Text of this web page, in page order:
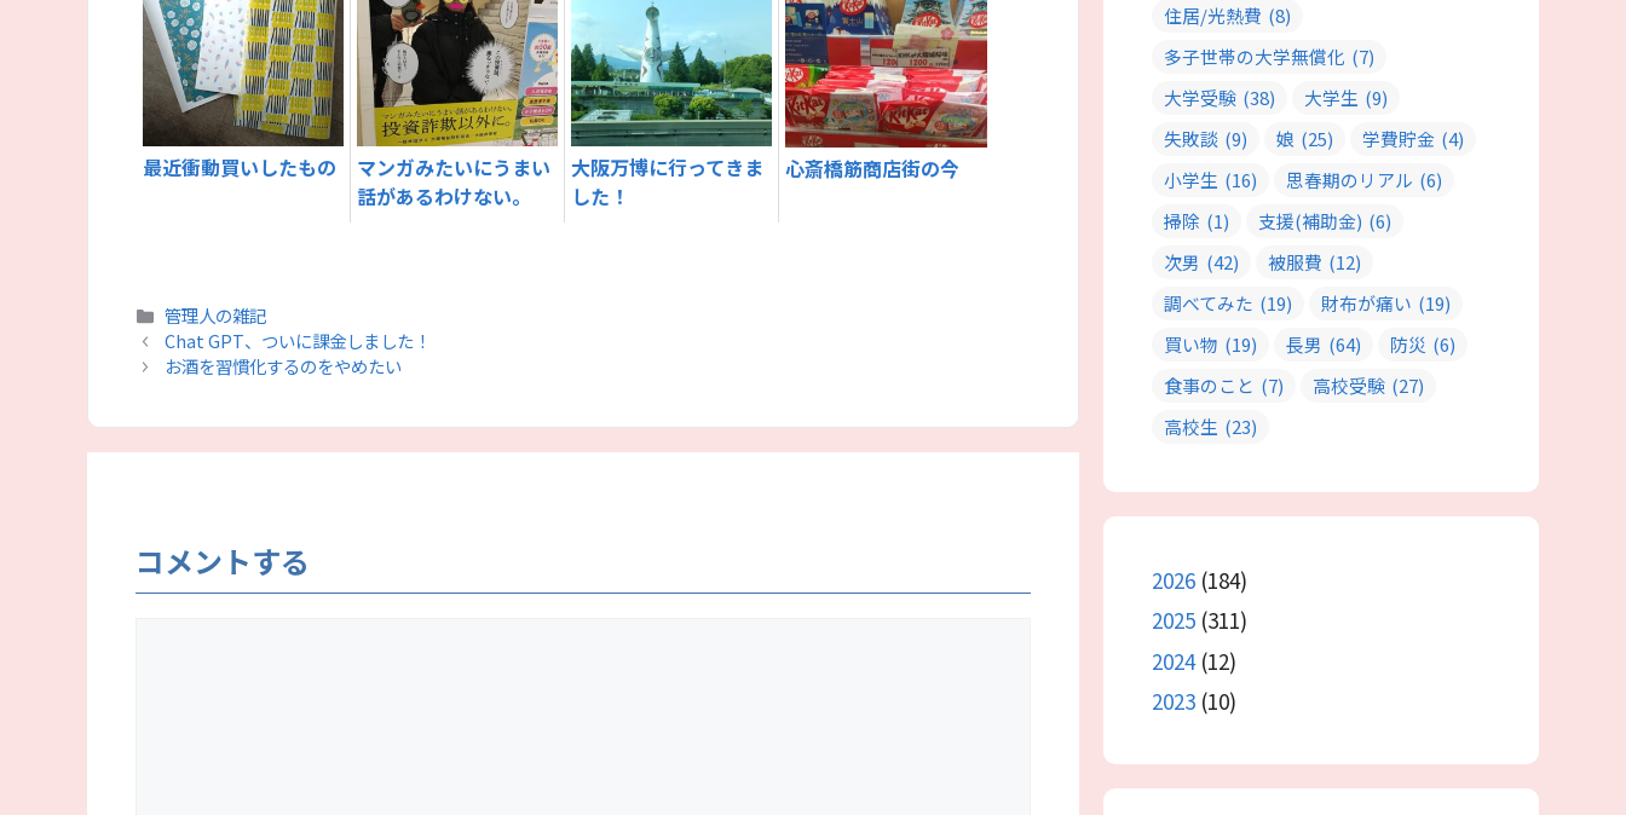
最近衝動買いしたもの
マンガみたいにうまい
話があるわけない。
大阪万博に行ってきま
した！
心斎橋筋商店街の今
カ
テ
ゴ
管理人の雑記
Chat GPT、ついに課金しました！
お酒を習慣化するのをやめたい
コメントする
住居/光熱費 (8)
多子世帯の大学無償化 (7)
大学受験 (38) 大学生 (9)
失敗談 (9) 娘 (25) 学費貯金 (4)
小学生 (16) 思春期のリアル (6)
掃除 (1) 支援(補助金) (6)
次男 (42) 被服費 (12)
調べてみた (19) 財布が痛い (19)
買い物 (19) 長男 (64) 防災 (6)
食事のこと (7) 高校受験 (27)
高校生 (23)
2026 (184)
2025 (311)
2024(12)
2023 (10)